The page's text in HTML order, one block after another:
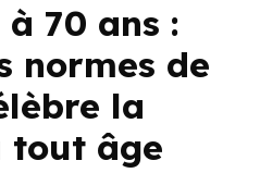
70 ans :
normes de
la
tout âge